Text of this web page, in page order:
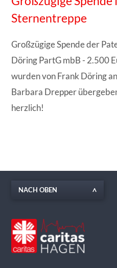
Sternentreppe
Großzügige Spende der
Döring PartG mbB - 2.500
wurden von Frank Döring
Barbara Drepper
herzlich!
NACH OBEN